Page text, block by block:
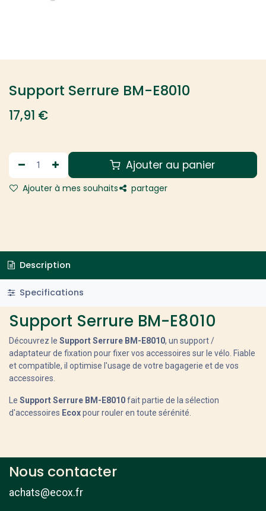
Support Serrure BM-E8010
17,91 €
Ajouter au panier
Ajouter à mes souhaits partager
Description
Specifications
Support Serrure BM-E8010
Découvrez le Support Serrure BM-E8010, un support /
adaptateur de fixation pour fixer vos accessoires sur le vélo. Fiable
et compatible, il optimise l'usage de votre bagagerie et de vos
accessoires.
Le Support Serrure BM-E8010fait partie de la sélection
d'accessoires Ecoxpour rouler en toute sérénité.
Nous contacter
achats@ecox.fr